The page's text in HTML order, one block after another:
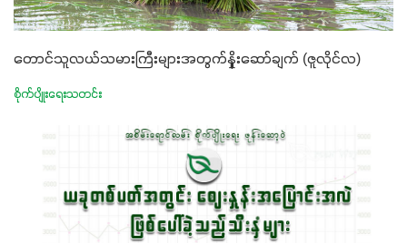
တောင်သူလယ်သမားကြီးများအတွက်နှိုးဆော်ချက် (ဇူလိုင်လ)
စိုက်ပျိုးရေးသတင်း